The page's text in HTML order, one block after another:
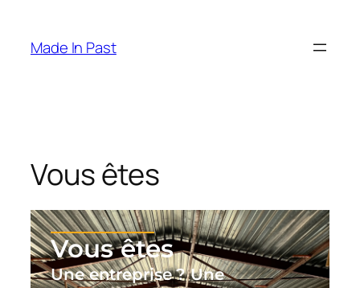
Made In Past
Vous êtes
Vous êtes
Une entreprise ? Une